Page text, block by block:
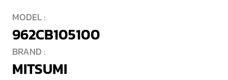
MODEL :
962CB105100
BRAND :
MITSUMI